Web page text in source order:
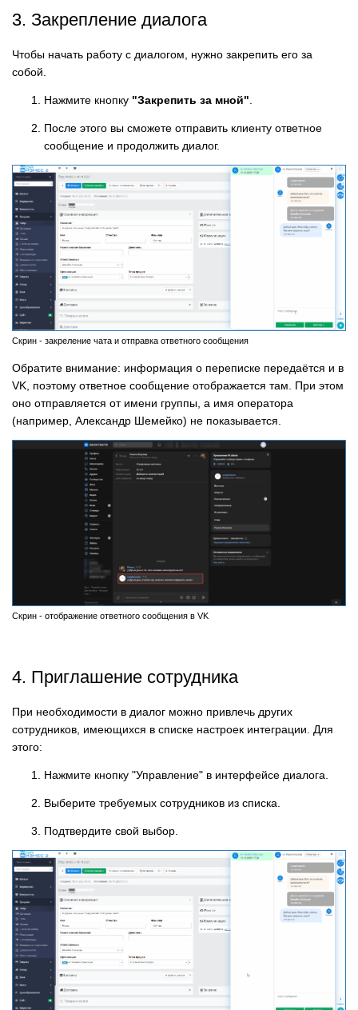
3. Закрепление диалога
Чтобы начать работу с диалогом, нужно закрепить его за
собой.
Нажмите кнопку "Закрепить за мной"
После этого вы сможете отправить клиенту ответное
сообщение и продолжить диалог.
Скрин - закреление чата и отправка ответного сообщения
Обратите внимание: информация о переписке передаётся и в
VK, поэтому ответное сообщение отображается там. При этом
оно отправляется от имени группы, а имя оператора
(например, Александр Шемейко) не показывается.
Скрин - отображение ответного сообщения в VK
4. Приглашение сотрудника
При необходимости в диалог можно привлечь других
сотрудников, имеющихся в списке настроек интеграции. Для
этого:
Нажмите кнопку "Управление" в интерфейсе диалога.
Выберите требуемых сотрудников из списка.
Подтвердите свой выбор.